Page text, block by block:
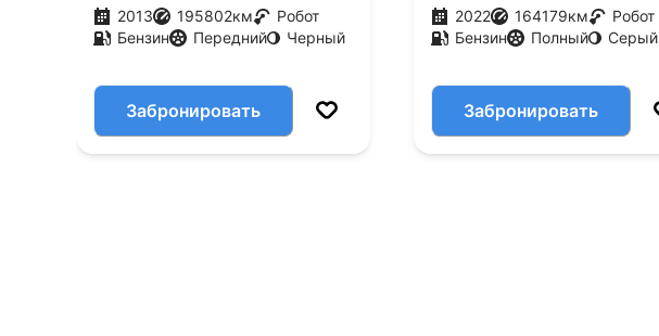
2013 195802км
Робот
Бензин
Передний Черный
Забронировать
2022 164179км
Робот
Бензин
Полный Серый
Забронировать